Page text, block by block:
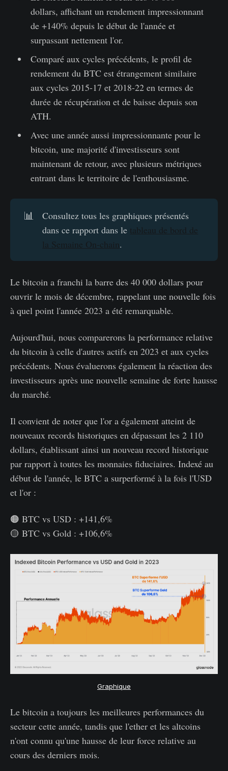
dollars, affichant un rendement impressionnant
de +140% depuis le début de l'année et
surpassant nettement l'or.
Comparé aux cycles précédents, le profil de
rendement du BTC est étrangement similaire
aux cycles 2015-17 et 2018-22 en termes de
durée de récupération et de baisse depuis son
ATH.
Avec une année aussi impressionnante pour le
bitcoin, une majorité d'investisseurs sont
maintenant de retour, avec plusieurs métriques
entrant dans le territoire de l'enthousiasme.
📊
Consultez tous les graphiques présentés
dans ce rapport dans le tableau de bord de
la Semaine On-chain.
Le bitcoin a franchi la barre des 40 000 dollars pour
ouvrir le mois de décembre, rappelant une nouvelle fois
à quel point l'année 2023 a été remarquable.
Aujourd'hui, nous comparerons la performance relative
du bitcoin à celle d'autres actifs en 2023 et aux cycles
précédents. Nous évaluerons également la réaction des
investisseurs après une nouvelle semaine de forte hausse
du marché.
Il convient de noter que l'or a également atteint de
nouveaux records historiques en dépassant les 2 110
dollars, établissant ainsi un nouveau record historique
par rapport à toutes les monnaies fiduciaires. Indexé au
début de l'année, le BTC a surperformé à la fois l'USD
et l'or :
🟠 BTC vs USD : +141,6%
🟡 BTC vs Gold : +106,6%
Graphique
Le bitcoin a toujours les meilleures performances du
secteur cette année, tandis que l'ether et les altcoins
n'ont connu qu'une hausse de leur force relative au
cours des derniers mois.